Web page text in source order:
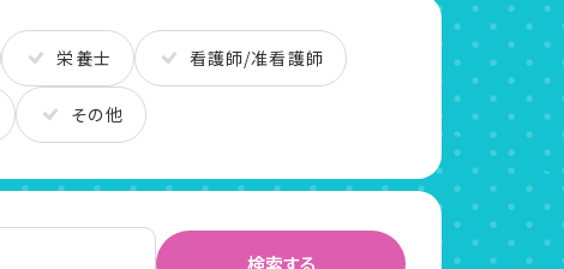
栄養士 看護師/准看護師
その他